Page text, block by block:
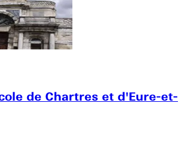
de Chartres et d'Eure-et-